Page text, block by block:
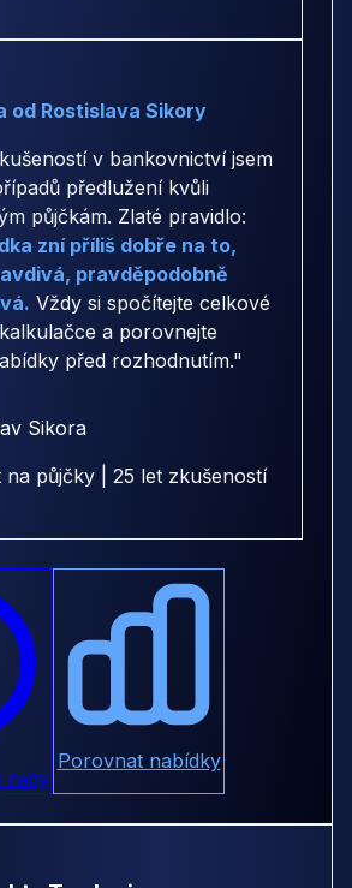
od Rostislava Sikory
v bankovnictví jsem
předlužení kvůli
půjčkám. Zlaté pravidlo:
zní příliš dobře na to,
pravděpodobně
Vždy si spočítejte celkové
a porovnejte
před rozhodnutím."
Sikora
na půjčky | 25 let zkušeností
rady
Porovnat nabídky